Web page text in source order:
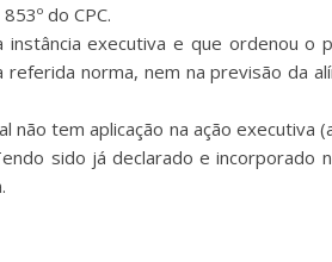
do CPC.
executiva e que ordenou
norma, nem na previsão da
tem aplicação na ação executiva
sido já declarado e